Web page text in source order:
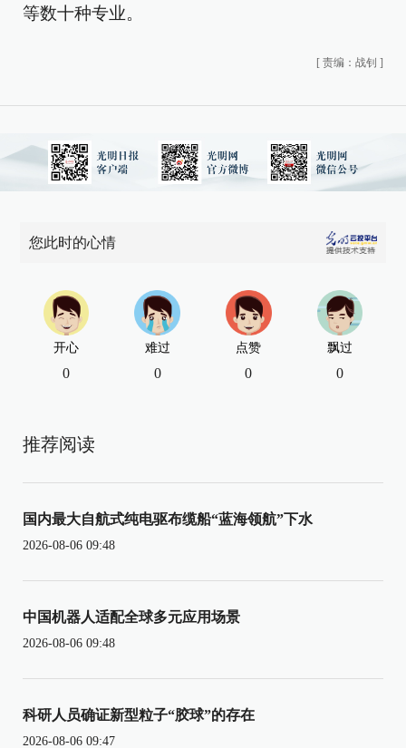
等数十种专业。
[ 责编：战钊 ]
您此时的心情
开心
0
难过
0
点赞
0
飘过
0
推荐阅读
国内最大自航式纯电驱布缆船“蓝海领航”下水
2026-08-06 09:48
中国机器人适配全球多元应用场景
2026-08-06 09:48
科研人员确证新型粒子“胶球”的存在
2026-08-06 09:47